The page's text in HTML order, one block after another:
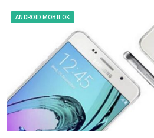
ANDROID MOBILOK